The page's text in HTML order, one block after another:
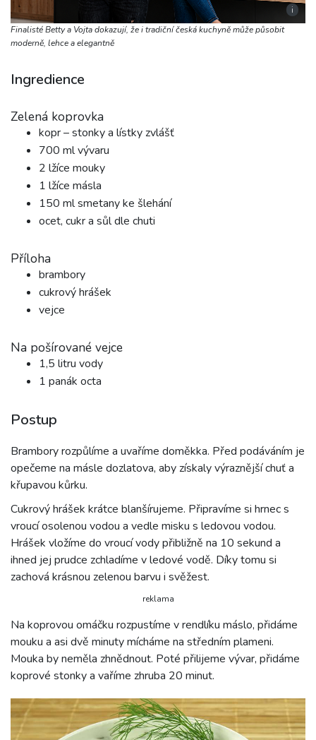
i
Finalisté Betty a Vojta dokazují, že i tradiční česká kuchyně může působit
moderně, lehce a elegantně
Ingredience
Zelená koprovka
kopr – stonky a lístky zvlášť
700 ml vývaru
2 lžíce mouky
1 lžíce másla
150 ml smetany ke šlehání
ocet, cukr a sůl dle chuti
Příloha
brambory
cukrový hrášek
vejce
Na pošírované vejce
1,5 litru vody
1 panák octa
Postup
Brambory rozpůlíme a uvaříme doměkka. Před podáváním je
opečeme na másle dozlatova, aby získaly výraznější chuť a
křupavou kůrku.
Cukrový hrášek krátce blanšírujeme. Připravíme si hrnec s
vroucí osolenou vodou a vedle misku s ledovou vodou.
Hrášek vložíme do vroucí vody přibližně na 10 sekund a
ihned jej prudce zchladíme v ledové vodě. Díky tomu si
zachová krásnou zelenou barvu i svěžest.
reklama
Na koprovou omáčku rozpustíme v rendlíku máslo, přidáme
mouku a asi dvě minuty mícháme na středním plameni.
Mouka by neměla zhnědnout. Poté přilijeme vývar, přidáme
koprové stonky a vaříme zhruba 20 minut.